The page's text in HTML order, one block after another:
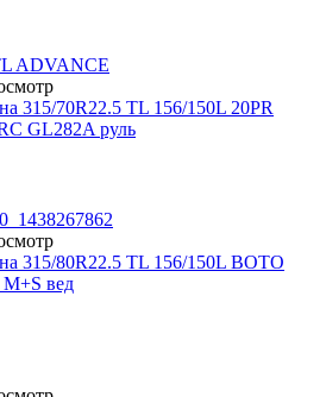
315/70R22.5 TL 156/150L 20PR
GL282A руль
315/80R22.5 TL 156/150L BOTO
вед